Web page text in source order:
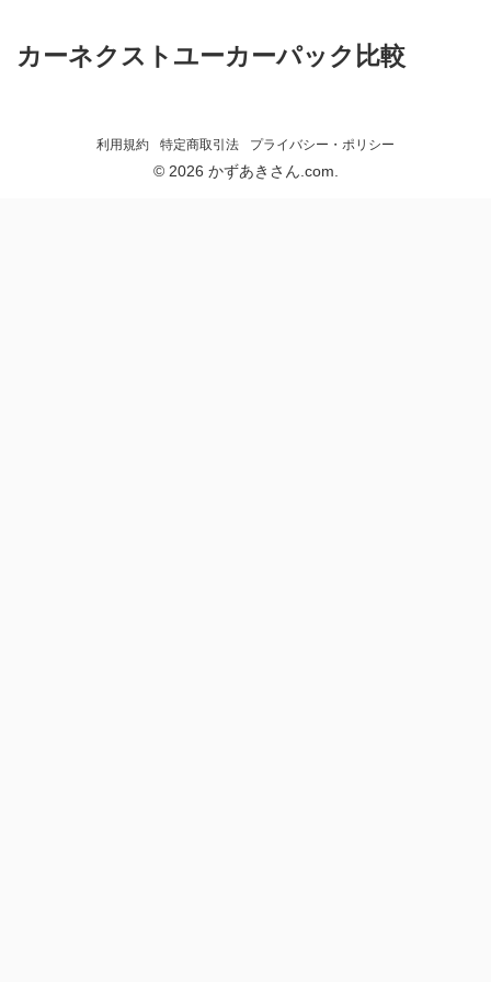
カーネクストユーカーパック比較
利用規約 特定商取引法 プライバシー・ポリシー
© 2026 かずあきさん.com.